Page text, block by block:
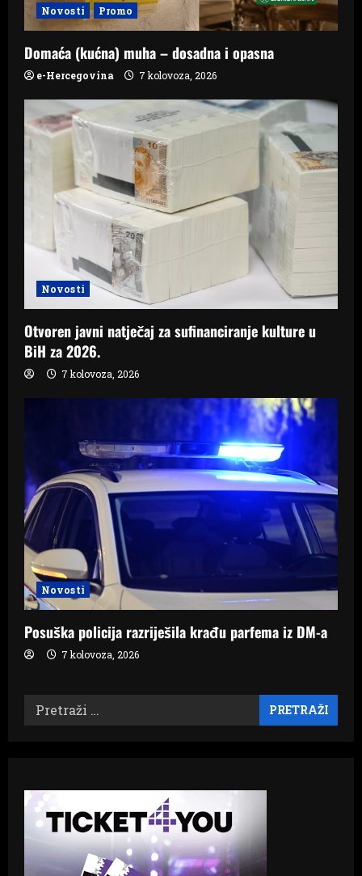
Novosti Promo
Domaća (kućna) muha – dosadna i opasna
e-Hercegovina 7 kolovoza, 2026
Novosti
Otvoren javni natječaj za sufinanciranje kulture u
BiH za 2026.
7 kolovoza, 2026
Novosti
Posuška policija razriješila krađu parfema iz DM-a
7 kolovoza, 2026
Pretraži: